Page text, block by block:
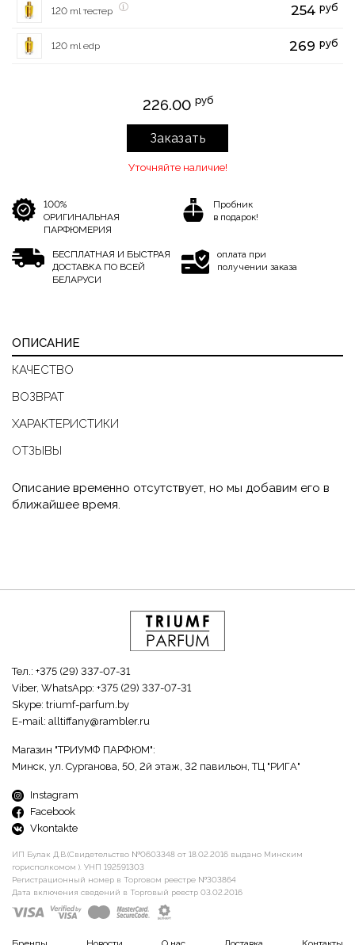
120 ml тестер 254 руб
120 ml edp 269 руб
226.00 руб
Заказать
Уточняйте наличие!
100%
ОРИГИНАЛЬНАЯ
ПАРФЮМЕРИЯ
Пробник
в подарок!
БЕСПЛАТНАЯ И БЫСТРАЯ
ДОСТАВКА ПО ВСЕЙ
БЕЛАРУСИ
оплата при
получении заказа
ОПИСАНИЕ
КАЧЕСТВО
ВОЗВРАТ
ХАРАКТЕРИСТИКИ
ОТЗЫВЫ
Описание временно отсутствует, но мы добавим его в
ближайшее время.
Тел.: +375 (29) 337-07-31
Viber, WhatsApp: +375 (29) 337-07-31
Skype: triumf-parfum.by
E-mail: alltiffany@rambler.ru
Магазин "ТРИУМФ ПАРФЮМ":
Минск, ул. Сурганова, 50, 2й этаж, 32 павильон, ТЦ "РИГА"
Instagram
Facebook
Vkontakte
ИП Булак Д.В.(Свидетельство №0603348 от 18.02.2016 выдано Минским
горисполкомом ). УНП 192591303
Регистрационный номер в Торговом реестре №303864
Дата включения сведений в Торговый реестр 03.02.2016